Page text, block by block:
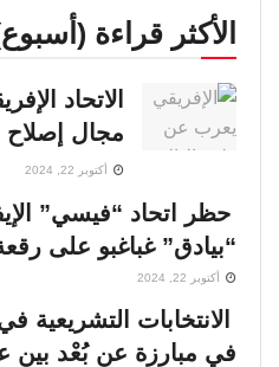
الأكثر قراءة
الاتحاد
مجال إصلاح
أكتوبر 22, 2024
حظر اتحاد “فيسي”
“بيادق” غباغبو على
أكتوبر 22, 2024
الانتخابات التشريعية
في مبارزة عن بُعْد بين